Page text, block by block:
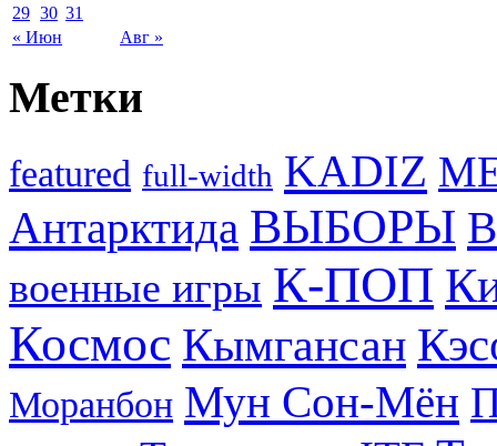
« Июн Авг »
29 30 31
Метки
featured full-width KADIZ
Антарктида ВЫБОРЫ
военные игры К-ПОП
Космос Кымгансан
Моранбон Мун Сон-Мён